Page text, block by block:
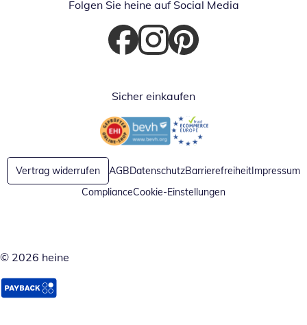
Folgen Sie heine auf Social Media
Öffnet in neuem Fenster
Öffnet in neuem Fenster
Öffnet in neuem Fenster
Sicher einkaufen
Öffnet in neuem FensterÖffnet in neuem Fenster
Vertrag widerrufen AGBDatenschutzBarrierefreiheitImpressum
ComplianceCookie-Einstellungen
© 2026 heine